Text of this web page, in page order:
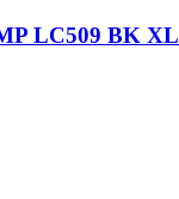
LC509 BK XL